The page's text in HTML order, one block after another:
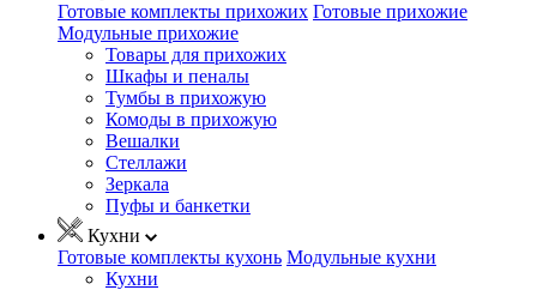
Готовые комплекты прихожих Готовые прихожие
Модульные прихожие
Товары для прихожих
Шкафы и пеналы
Тумбы в прихожую
Комоды в прихожую
Вешалки
Стеллажи
Зеркала
Пуфы и банкетки
Кухни
Готовые комплекты кухонь Модульные кухни
Кухни